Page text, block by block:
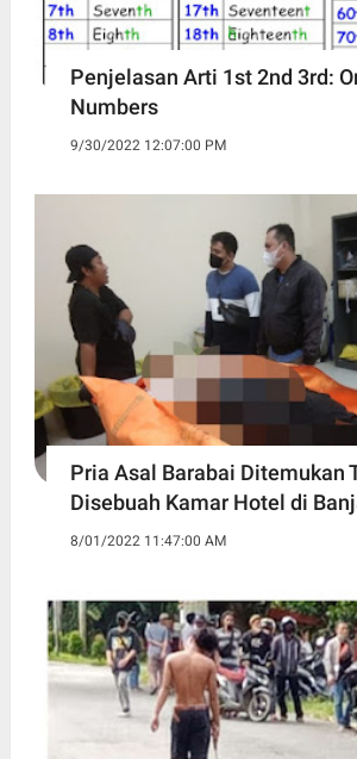
Penjelasan Arti 1st 2nd 3rd:
Numbers
9/30/2022 12:07:00 PM
Pria Asal Barabai Ditemukan
Disebuah Kamar Hotel di
8/01/2022 11:47:00 AM